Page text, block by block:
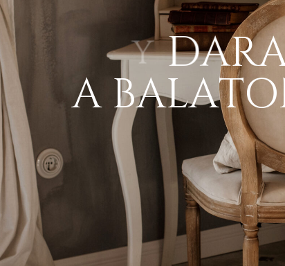
G Y D A R A
A BALAT O